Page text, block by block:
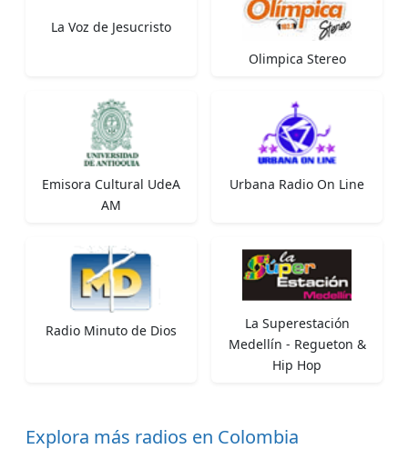
La Voz de Jesucristo
Olimpica Stereo
Emisora Cultural UdeA
AM
Urbana Radio On Line
Radio Minuto de Dios
La Superestación
Medellín - Regueton &
Hip Hop
Explora más radios en Colombia